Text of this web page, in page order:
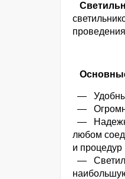
—
—
—
любом
и процедур
—